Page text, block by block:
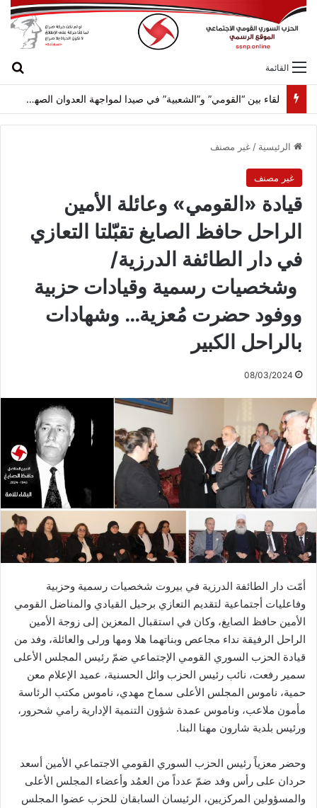
القائمة
لقاء بين “القومي” و”الشعبية” في صيدا لمواجهة العدوان الصهيونيّ وإسقاط مشاريعه وسياساته
الرئيسية /غير مصنف
غير مصنف
قيادة «القومي» وعائلة الأمين
الراحل حافظ الصايغ تقبّلتا التعازي
في دار الطائفة الدرزية/
وشخصيات رسمية وقيادات حزبية
ووفود حضرت مُعزية… وشهادات
بالراحل الكبير
08/03/2024
أمّت دار الطائفة الدرزية في بيروت شخصيات رسمية وحزبية
وفاعليات أجتماعية لتقديم التعازي برحيل القيادي والمناضل القومي
الأمين حافظ الصايغ، وكان في استقبال المعزين إلى زوجة الأمين
الراحل الرفيقة نداء مجاعص وبناتهما هلا ومها ورلى والعائلة، وفد من
قيادة الحزب السوري القومي الإجتماعي ضمّ رئيس المجلس الأعلى
سمير رفعت، نائب رئيس الحزب وائل الحسنية، عميد الإعلام معن
حمية، ناموس المجلس الأعلى سماح مهدي، ناموس مكتب الرئاسة
مأمون ملاعب، وناموس عمدة شؤون التنمية الإدارية رامي شحرور،
ورئيس بلدية شارون مهنا البنا.
وحضر معزياً رئيس الحزب السوري القومي الاجتماعي الأمين أسعد
حردان على رأس وفد ضمّ عدداً من العمُد وأعضاء المجلس الأعلى
والمسؤولين المركزيين، الرئيسان السابقان للحزب عضوا المجلس